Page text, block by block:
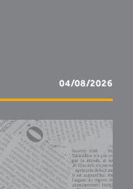
04/08/2026